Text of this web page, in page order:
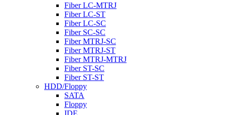
Fiber LC-MTRJ
Fiber LC-ST
Fiber LC-SC
Fiber SC-SC
Fiber MTRJ-SC
Fiber MTRJ-ST
Fiber MTRJ-MTRJ
Fiber ST-SC
Fiber ST-ST
HDD/Floppy
SATA
Floppy
IDE